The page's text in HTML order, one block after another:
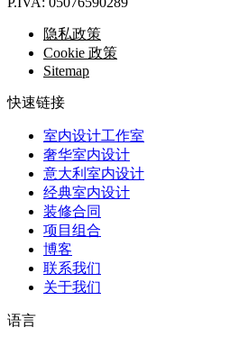
隐私政策
Cookie 政策
Sitemap
快速链接
室内设计工作室
奢华室内设计
意大利室内设计
经典室内设计
装修合同
项目组合
博客
联系我们
关于我们
语言